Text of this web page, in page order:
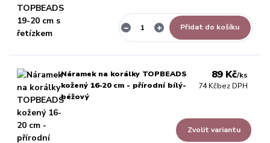
Přidat do košíku
Náramek na korálky TOPBEADS
kožený 16-20 cm - přírodní bílý-
béžový
89 Kč/ks
74 Kčbez DPH
Zvolit variantu